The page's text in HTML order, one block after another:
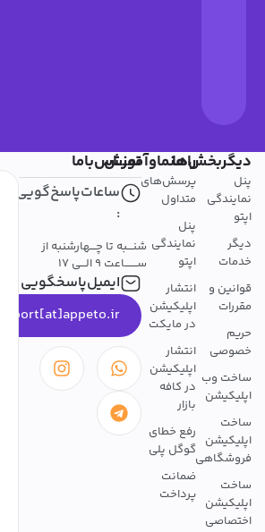
دیگربخش‌ها
پنل
نمایندگی
اپتو
دیگر
خدمات
قوانین و
مقررات
حریم
خصوصی
ساخت وب
اپلیکیشن
ساخت
اپلیکیشن
فروشگاهی
ساخت
اپلیکیشن
اختصاصی
راهنماوآموزش
پرسش‌های
متداول
پنل
نمایندگی
اپتو
انتشار
اپلیکیشن
در مایکت
انتشار
اپلیکیشن
در کافه
بازار
رفع خطای
گوگل پلی
ضمانت
پرداخت
تمــــاس‌باما
ساعات‌پاسخ‌گویی
:
شنـــبه تا چـــهارشنبه از
ســـــــاعت 9 الـــی 17
ایمیل‌پاسخگویی
support[at]appeto.ir